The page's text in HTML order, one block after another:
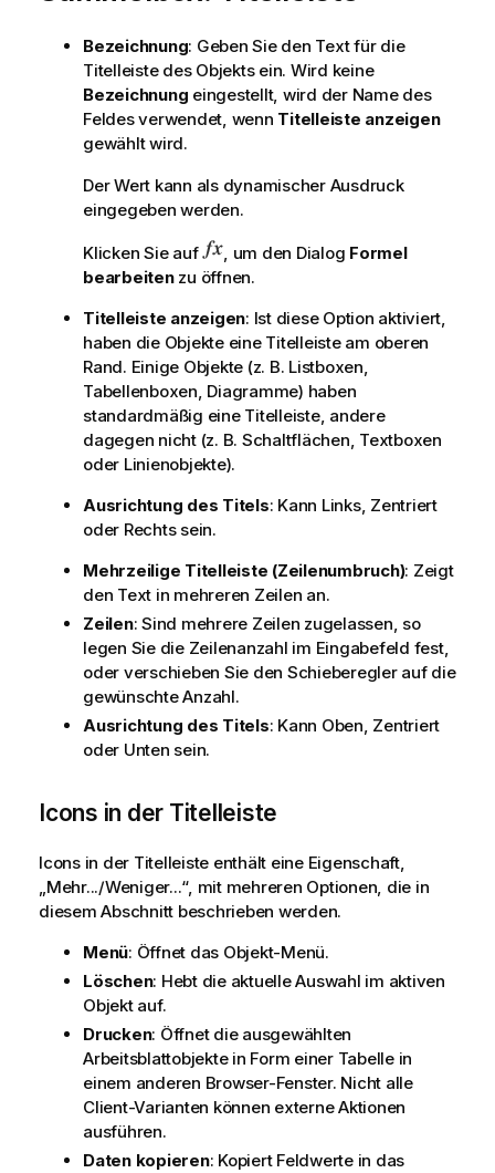
e
s
Bezeichnung: Geben Sie den Text für die
Titelleiste des Objekts ein. Wird keine
Bezeichnung eingestellt, wird der Name des
Feldes verwendet, wenn Titelleiste anzeigen
gewählt wird.
Der Wert kann als dynamischer Ausdruck
eingegeben werden.
Klicken Sie auf , um den Dialog Formel
bearbeitenzu öffnen.
Titelleiste anzeigen: Ist diese Option aktiviert,
haben die Objekte eine Titelleiste am oberen
Rand. Einige Objekte (z. B. Listboxen,
Tabellenboxen, Diagramme) haben
standardmäßig eine Titelleiste, andere
dagegen nicht (z. B. Schaltflächen, Textboxen
oder Linienobjekte).
Ausrichtung des Titels: Kann Links, Zentriert
oder Rechts sein.
Mehrzeilige Titelleiste (Zeilenumbruch): Zeigt
den Text in mehreren Zeilen an.
Zeilen: Sind mehrere Zeilen zugelassen, so
legen Sie die Zeilenanzahl im Eingabefeld fest,
oder verschieben Sie den Schieberegler auf die
gewünschte Anzahl.
Ausrichtung des Titels: Kann Oben, Zentriert
oder Unten sein.
Icons in der Titelleiste
Icons in der Titelleiste enthält eine Eigenschaft,
„Mehr.../Weniger...“, mit mehreren Optionen, die in
diesem Abschnitt beschrieben werden.
Menü: Öffnet das Objekt-Menü.
Löschen: Hebt die aktuelle Auswahl im aktiven
Objekt auf.
Drucken: Öffnet die ausgewählten
Arbeitsblattobjekte in Form einer Tabelle in
einem anderen Browser-Fenster. Nicht alle
Client-Varianten können externe Aktionen
ausführen.
Daten kopieren: Kopiert Feldwerte in das